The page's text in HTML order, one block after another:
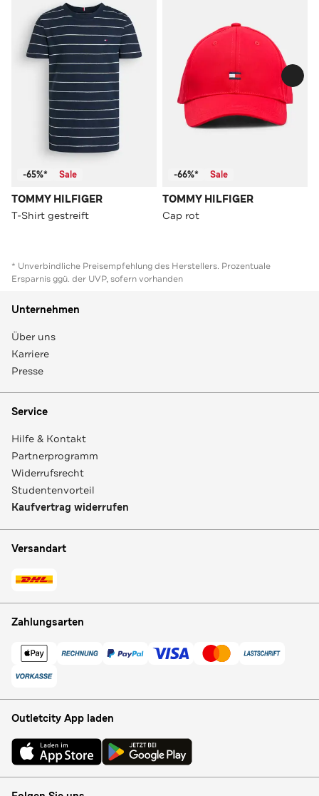
-65%* Sale
TOMMY HILFIGER
T-Shirt gestreift
-66%* Sale
TOMMY HILFIGER
Cap rot
* Unverbindliche Preisempfehlung des Herstellers. Prozentuale
Ersparnis ggü. der UVP, sofern vorhanden
Unternehmen
Über uns
Karriere
Presse
Service
Hilfe & Kontakt
Partnerprogramm
Widerrufsrecht
Studentenvorteil
Kaufvertrag widerrufen
Versandart
Zahlungsarten
Outletcity App laden